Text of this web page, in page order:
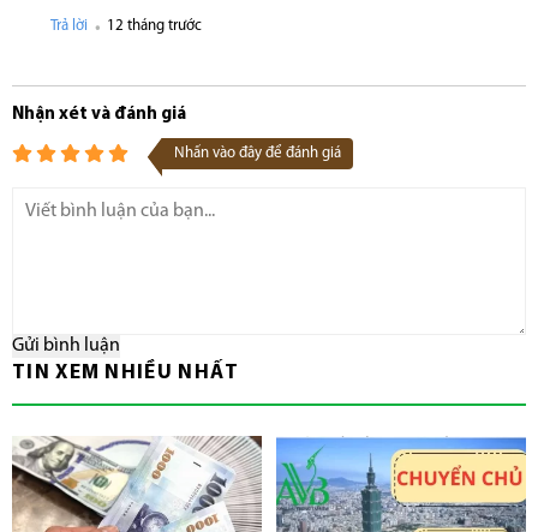
Trả lời . 12 tháng trước
Nhận xét và đánh giá
Nhấn vào đây để đánh giá
Gửi bình luận
TIN XEM NHIỀU NHẤT